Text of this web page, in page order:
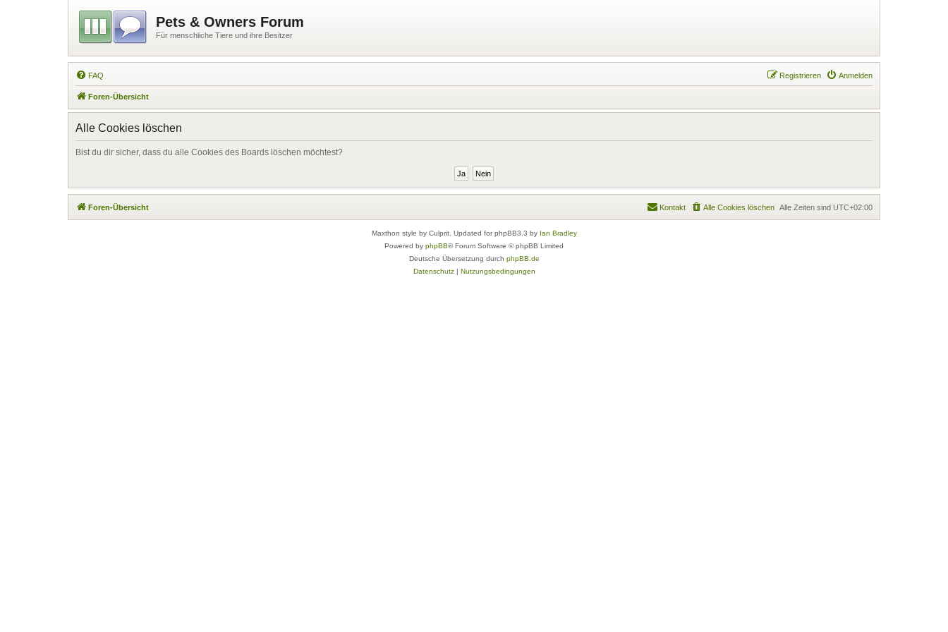
Pets & Owners Forum
Für menschliche Tiere und ihre Besitzer
FAQ Anmelden
Registrieren
Foren-Übersicht
Alle Cookies löschen
Bist du dir sicher, dass du alle Cookies des Boards löschen möchtest?
Foren-Übersicht Alle Zeiten sind UTC+02:00
Alle Cookies löschen
Kontakt
Maxthon style by Culprit. Updated for phpBB3.3 by Ian Bradley
Powered by phpBB® Forum Software © phpBB Limited
Deutsche Übersetzung durch phpBB.de
Datenschutz| Nutzungsbedingungen